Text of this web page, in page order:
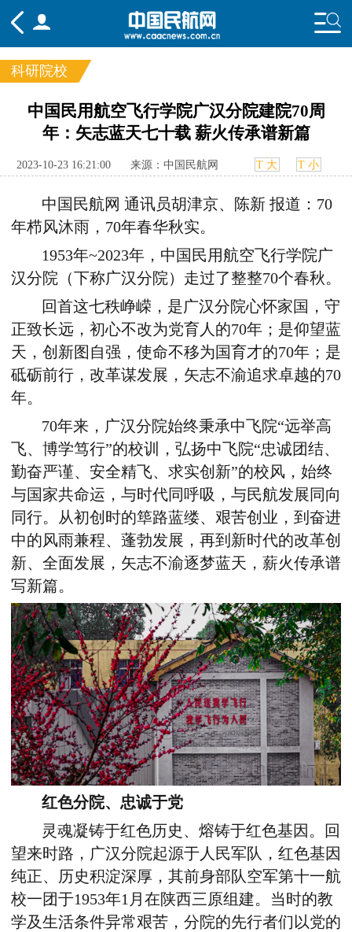
频道
头条 要闻 国内 国际
行业
航图 智库 专题 舆情
科研院校
中国民用航空飞行学院广汉分院建院70周
年：矢志蓝天七十载 薪火传承谱新篇
2023-10-23 16:21:00 来源：中国民航网 T 大 T 小
中国民航网 通讯员胡津京、陈新 报道：70
年栉风沐雨，70年春华秋实。
1953年~2023年，中国民用航空飞行学院广
汉分院（下称广汉分院）走过了整整70个春秋。
回首这七秩峥嵘，是广汉分院心怀家国，守
正致长远，初心不改为党育人的70年；是仰望蓝
天，创新图自强，使命不移为国育才的70年；是
砥砺前行，改革谋发展，矢志不渝追求卓越的70
年。
70年来，广汉分院始终秉承中飞院“远举高
飞、博学笃行”的校训，弘扬中飞院“忠诚团结、
勤奋严谨、安全精飞、求实创新”的校风，始终
与国家共命运，与时代同呼吸，与民航发展同向
同行。从初创时的筚路蓝缕、艰苦创业，到奋进
中的风雨兼程、蓬勃发展，再到新时代的改革创
新、全面发展，矢志不渝逐梦蓝天，薪火传承谱
写新篇。
红色分院、忠诚于党
灵魂凝铸于红色历史、熔铸于红色基因。回
望来时路，广汉分院起源于人民军队，红色基因
纯正、历史积淀深厚，其前身部队空军第十一航
校一团于1953年1月在陕西三原组建。当时的教
学及生活条件异常艰苦，分院的先行者们以党的